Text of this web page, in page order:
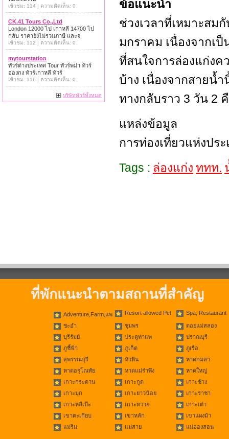
ข้อแนะนำ
ช่วงเวลาที่เหมาะสม
มกราคม เนื่องจากเ
ที่สนใจการล่องแก่ง
บ้าง เนื่องจากสายน้ำ
ทางกลับราว 3 วัน 2
แหล่งข้อมูล
การท่องเที่ยวแห่งปร
Tags : ล่องแก่ง ททท.
เข้าชม: 114 | ความคิดเห็น: 0
CK.41 Tours Co.,Ltd
London 12000 ไป เกาหลี 14700 ไป
กลับ ราคายังไม่รวมภาษี และจ
เข้าชม: 112 | ความคิดเห็น: 0
mytourstation
ทัวร์ต่างประเทศ Tour ทัวร์พม่า ทัวร์
ฮ่องกง ทัวร์เกาหลี ทัวร์
เข้าชม: 116 | ความคิดเห็น: 0
บริษัททัวร์ทั้งหมด
ที่พักแนะนำตามสถานที่สำคัญ
Adventure,Farm,แพ Resort allowed Pet Spa, Restaurant
ชะอำ ชุมพร
ดอยแม่สลอง
บุรีรัมย์
ประตูท่าแพ
ปราณบุรี
ภูชี้ฟ้า
ภูเก็ต
ภูเรือ
สุพรรณบุรี
หัวหิน
หาดกมลา
หาดอรุโณทัย
หาดแม่รำพึง
หาดใหญ่
เกาะกระดาน
เกาะกูด
เกาะช้าง
เกาะมุก
เกาะยาวน้อย
เกาะราชา
เกาะหลีเป๊ะ
เกาะหวาย
เกาะเต่า
เขาตะเกียบ
เขาหลัก
เขาแผงม้า
แม่ริม
แม่สาย แม่ฮ่องสอน